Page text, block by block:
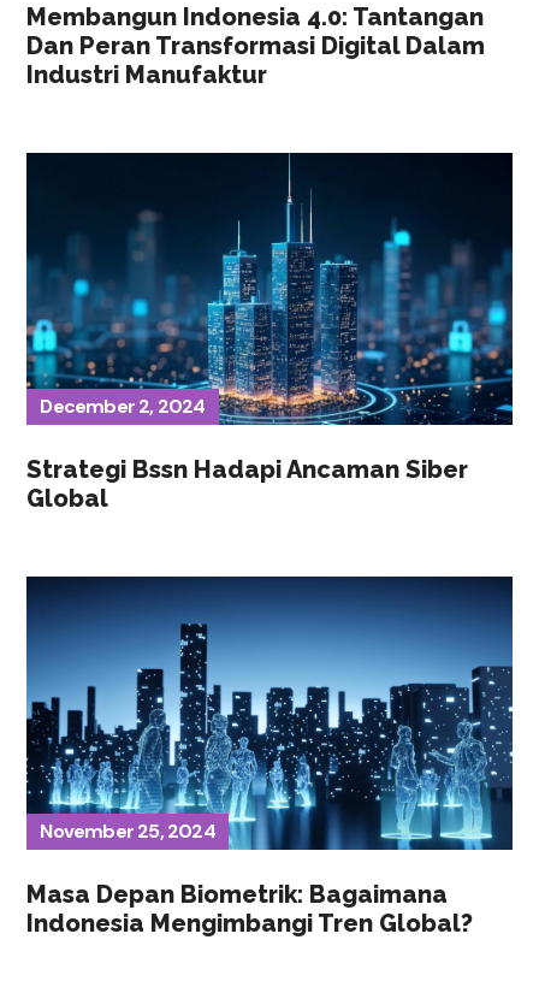
Membangun Indonesia 4.0: Tantangan
Dan Peran Transformasi Digital Dalam
Industri Manufaktur
December 2, 2024
Strategi Bssn Hadapi Ancaman Siber
Global
November 25, 2024
Masa Depan Biometrik: Bagaimana
Indonesia Mengimbangi Tren Global?